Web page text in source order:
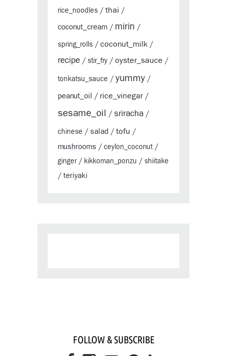
rice_noodles / thai /
coconut_cream / mirin /
spring_rolls / coconut_milk /
recipe / stir_fry / oyster_sauce /
tonkatsu_sauce / yummy /
peanut_oil / rice_vinegar/
sesame_oil / sriracha /
chinese / salad / tofu /
mushrooms / ceylon_coconut /
ginger/ kikkoman_ponzu / shiitake
/ teriyaki
FOLLOW & SUBSCRIBE